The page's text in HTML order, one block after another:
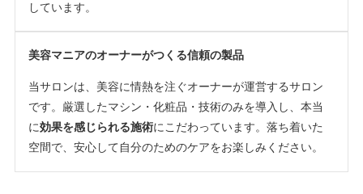
しています。
美容マニアのオーナーがつくる信頼の製品
当サロンは、美容に情熱を注ぐオーナーが運営するサロン
です。厳選したマシン・化粧品・技術のみを導入し、本当
に効果を感じられる施術にこだわっています。落ち着いた
空間で、安心して自分のためのケアをお楽しみください。